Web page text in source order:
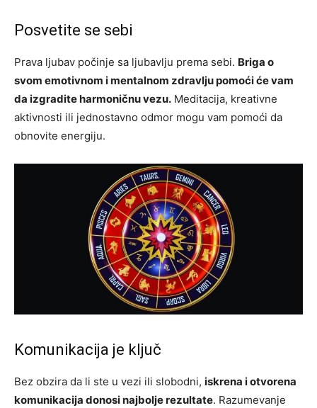
Posvetite se sebi
Prava ljubav počinje sa ljubavlju prema sebi. Briga o
svom emotivnom i mentalnom zdravlju pomoći će vam
da izgradite harmoničnu vezu. Meditacija, kreativne
aktivnosti ili jednostavno odmor mogu vam pomoći da
obnovite energiju.
Komunikacija je ključ
Bez obzira da li ste u vezi ili slobodni, iskrena i otvorena
komunikacija donosi najbolje rezultate. Razumevanje